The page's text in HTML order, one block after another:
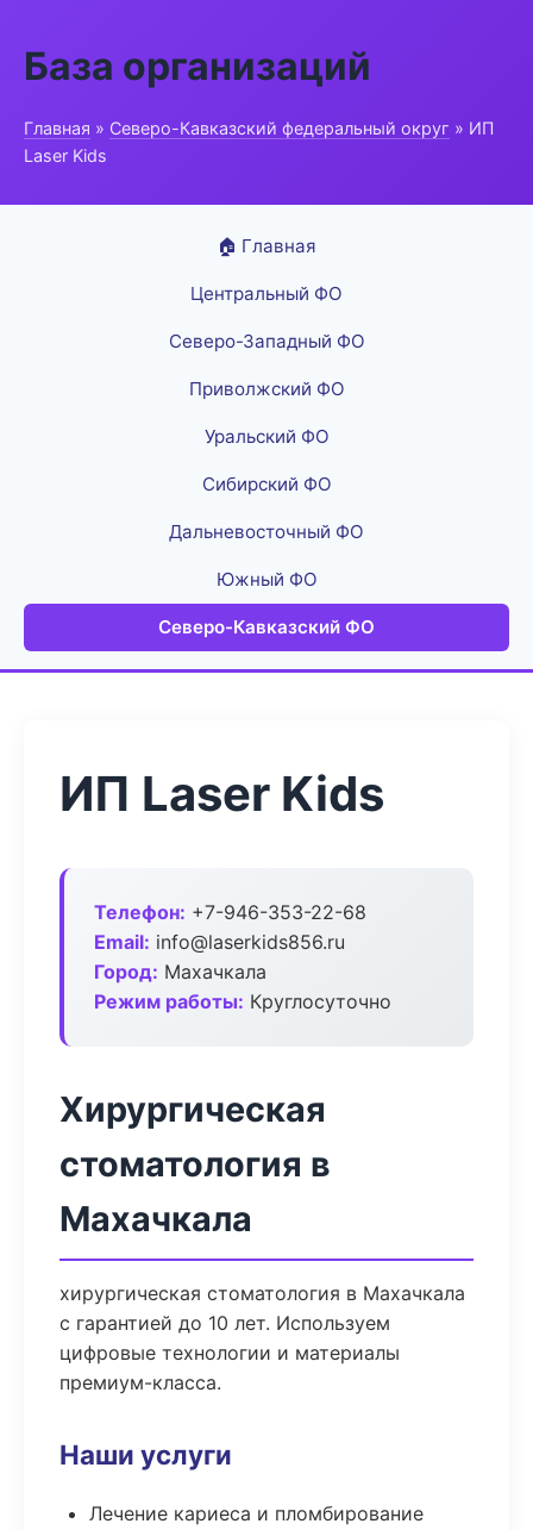
База организаций
Главная » Северо-Кавказский федеральный округ » ИП
Laser Kids
🏠 Главная
Центральный ФО
Северо-Западный ФО
Приволжский ФО
Уральский ФО
Сибирский ФО
Дальневосточный ФО
Южный ФО
Северо-Кавказский ФО
ИП Laser Kids
Телефон: +7-946-353-22-68
Email: info@laserkids856.ru
Город: Махачкала
Режим работы: Круглосуточно
Хирургическая
стоматология в
Махачкала
хирургическая стоматология в Махачкала
с гарантией до 10 лет. Используем
цифровые технологии и материалы
премиум-класса.
Наши услуги
Лечение кариеса и пломбирование